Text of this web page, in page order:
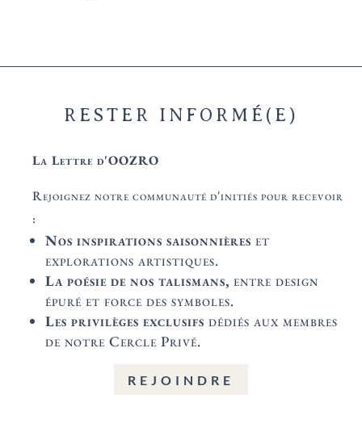
RESTER INFORMÉ(E)
La Lettre d'OOZRO
Rejoignez notre communauté d'initiés pour recevoir
:
Nos inspirations saisonnières et
explorations artistiques.
La poésie de nos talismans, entre design
épuré et force des symboles.
Les privilèges exclusifs dédiés aux membres
de notre Cercle Privé.
REJOINDRE